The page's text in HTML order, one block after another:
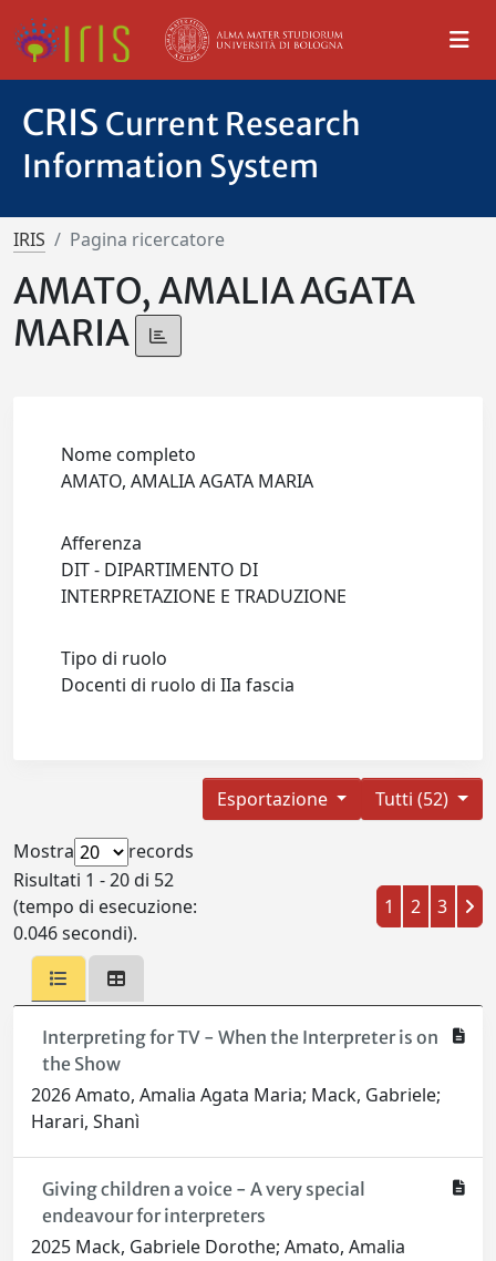
CRIS Current Research
Information System
IRIS Pagina ricercatore
AMATO, AMALIA AGATA
MARIA
Nome completo
AMATO, AMALIA AGATA MARIA
Afferenza
DIT - DIPARTIMENTO DI
INTERPRETAZIONE E TRADUZIONE
Tipo di ruolo
Docenti di ruolo di IIa fascia
Tutti (52)
Esportazione
Mostra
records
Risultati 1 - 20 di 52
(tempo di esecuzione:
0.046 secondi).
1 2 3
Interpreting for TV - When the Interpreter is on
the Show
2026 Amato, Amalia Agata Maria; Mack, Gabriele;
Harari, Shanì
Giving children a voice - A very special
endeavour for interpreters
2025 Mack, Gabriele Dorothe; Amato, Amalia